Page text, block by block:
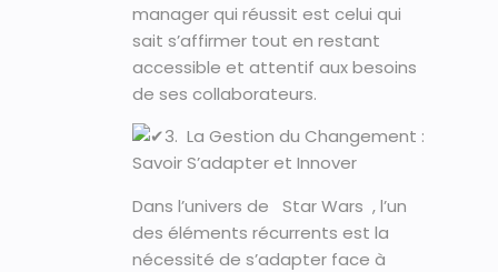
manager qui réussit est celui qui
sait s’affirmer tout en restant
accessible et attentif aux besoins
de ses collaborateurs.
3. La Gestion du Changement :
Savoir S’adapter et Innover
Dans l’univers de Star Wars , l’un
des éléments récurrents est la
nécessité de s’adapter face à